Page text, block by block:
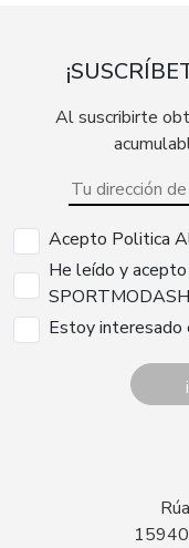
Al suscribirte
Acepto Politica
He leído y
Estoy interesado